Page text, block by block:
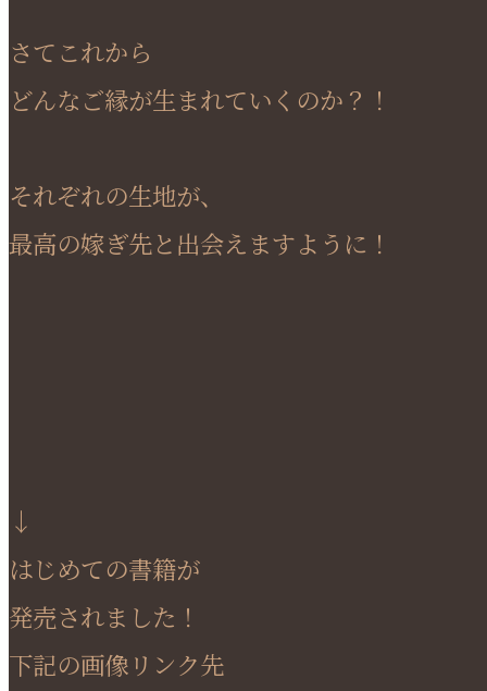
さてこれから
どんなご縁が生まれていくのか？！
それぞれの生地が、
最高の嫁ぎ先と出会えますように！
↓
はじめての書籍が
発売されました！
下記の画像リンク先